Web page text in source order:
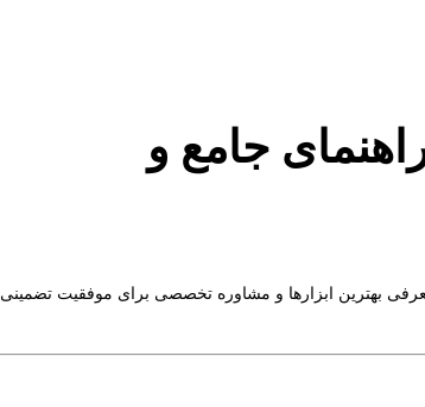
جامع و
بهترین ابزارها و مشاوره تخصصی برای موفقیت تضمینی